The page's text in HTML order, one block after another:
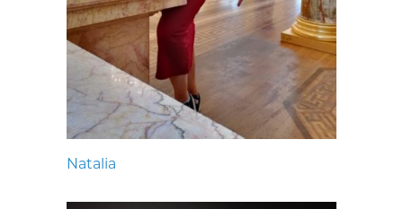
Natalia